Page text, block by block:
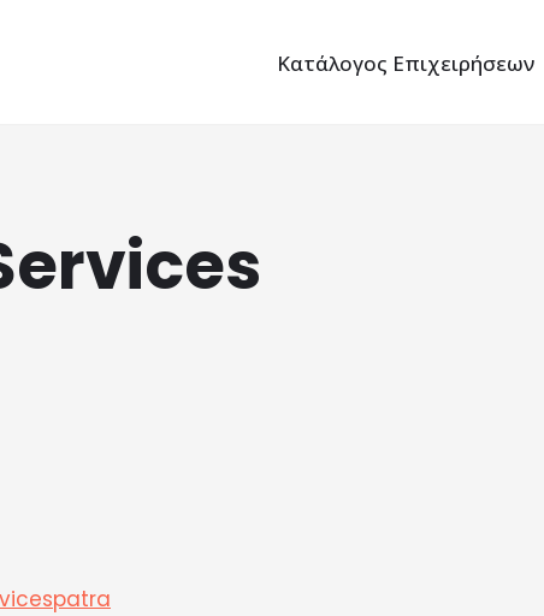
Κατάλογος Επιχειρήσεων